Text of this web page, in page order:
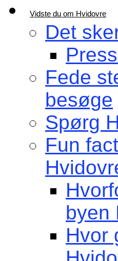
Vidste du om Hvidovre
Det
Fede
besøge
Spørg
Fun
byen
Hvor